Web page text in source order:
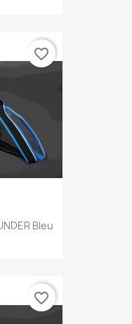
Bleu
favorite_border
favorite_border